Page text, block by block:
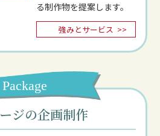
る制作物を提案します。
強みとサービス >>
Package
ジの企画制作